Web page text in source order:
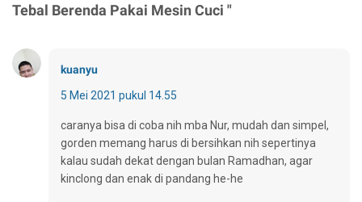
Tebal Berenda Pakai Mesin Cuci "
kuanyu
5 Mei 2021 pukul 14.55
caranya bisa di coba nih mba Nur, mudah dan simpel,
gorden memang harus di bersihkan nih sepertinya
kalau sudah dekat dengan bulan Ramadhan, agar
kinclong dan enak di pandang he-he